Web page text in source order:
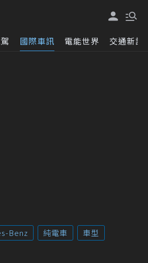
國際車訊 電能世界 交通新訊
Benz 純電車
車型